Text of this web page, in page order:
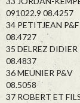
091022.9 08.4257
34 PETITJEAN
08.4727
35 DELREZ
08.4837
36 MEUNIER
08.5058
37 ROBERT ET